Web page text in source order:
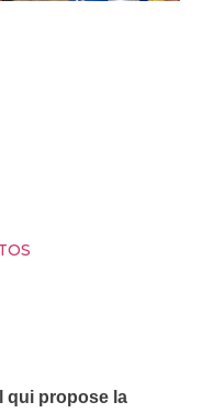
qui propose la